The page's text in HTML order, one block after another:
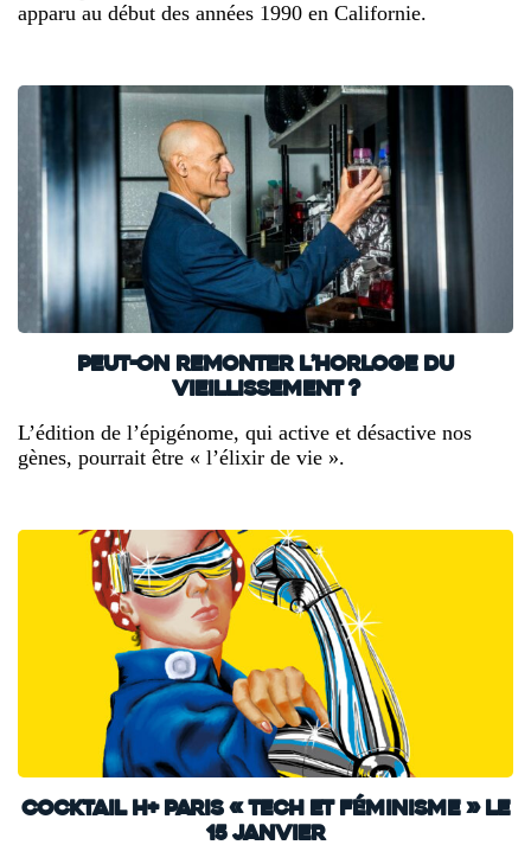
apparu au début des années 1990 en Californie.
Peut-on remonter l’horloge du
vieillissement ?
L’édition de l’épigénome, qui active et désactive nos
gènes, pourrait être « l’élixir de vie ».
Cocktail H+ Paris « Tech et féminisme » le
15 janvier